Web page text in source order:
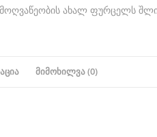
ახალ ფურცელს
ᲛᲘᲛᲝᲮᲘᲚᲕᲐ (0)